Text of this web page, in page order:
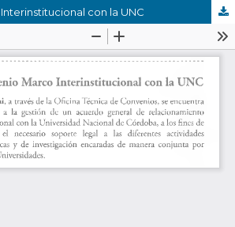
con la UNC